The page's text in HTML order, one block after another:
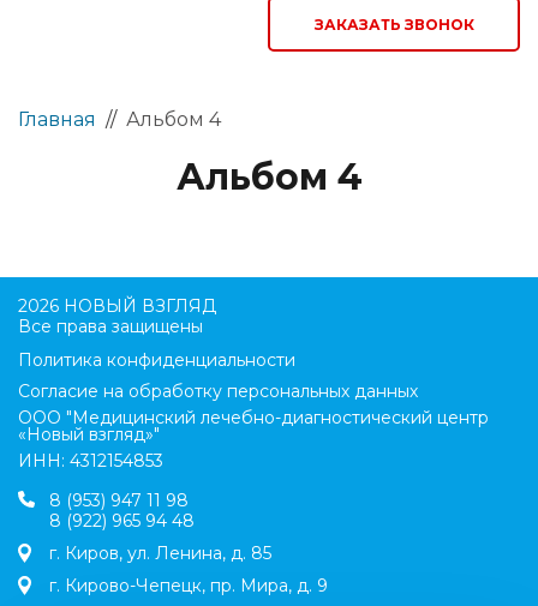
ЗАКАЗАТЬ ЗВОНОК
Главная // Альбом 4
Альбом 4
2026 НОВЫЙ ВЗГЛЯД
Все права защищены
Политика конфиденциальности
Согласие на обработку персональных данных
ООО "Медицинский лечебно-диагностический центр
«Новый взгляд»"
ИНН: 4312154853
8 (953) 947 11 98
8 (922) 965 94 48
г. Киров, ул. Ленина, д. 85
г. Кирово-Чепецк, пр. Мира, д. 9